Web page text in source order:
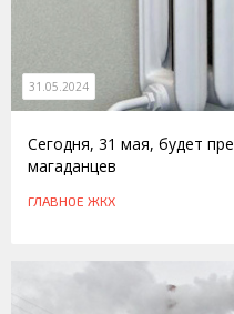
31.05.2024
Сегодня, 31 мая, будет
магаданцев
ГЛАВНОЕ ЖКХ